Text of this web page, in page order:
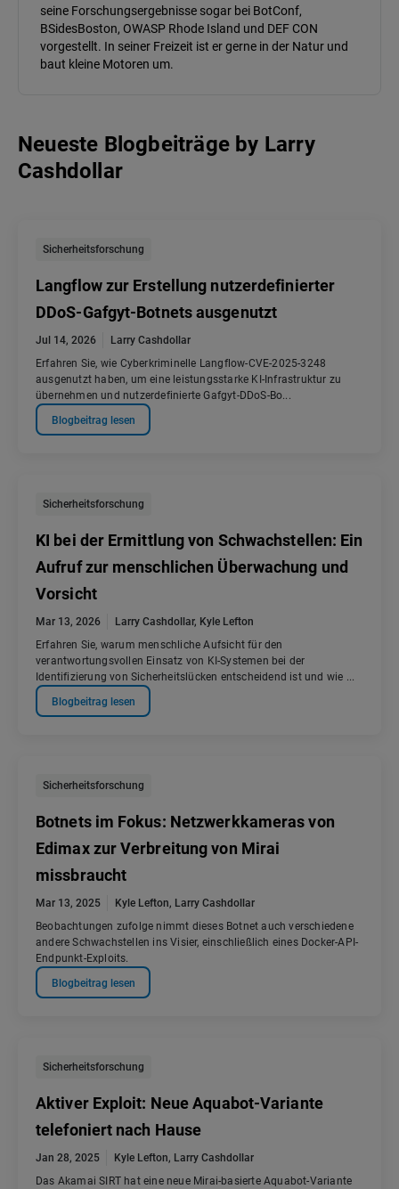
seine Forschungsergebnisse sogar bei BotConf,
BSidesBoston, OWASP Rhode Island und DEF CON
vorgestellt. In seiner Freizeit ist er gerne in der Natur und
baut kleine Motoren um.
Neueste Blogbeiträge by Larry
Cashdollar
Sicherheitsforschung
Langflow zur Erstellung nutzerdefinierter
DDoS-Gafgyt-Botnets ausgenutzt
Jul 14, 2026
Larry Cashdollar
Erfahren Sie, wie Cyberkriminelle Langflow-CVE-2025-3248
ausgenutzt haben, um eine leistungsstarke KI-Infrastruktur zu
übernehmen und nutzerdefinierte Gafgyt-DDoS-Bo...
Blogbeitrag lesen
Sicherheitsforschung
KI bei der Ermittlung von Schwachstellen: Ein
Aufruf zur menschlichen Überwachung und
Vorsicht
Mar 13, 2026 Larry Cashdollar, Kyle Lefton
Erfahren Sie, warum menschliche Aufsicht für den
verantwortungsvollen Einsatz von KI-Systemen bei der
Identifizierung von Sicherheitslücken entscheidend ist und wie ...
Blogbeitrag lesen
Sicherheitsforschung
Botnets im Fokus: Netzwerkkameras von
Edimax zur Verbreitung von Mirai
missbraucht
Mar 13, 2025 Kyle Lefton, Larry Cashdollar
Beobachtungen zufolge nimmt dieses Botnet auch verschiedene
andere Schwachstellen ins Visier, einschließlich eines Docker-API-
Endpunkt-Exploits.
Blogbeitrag lesen
Sicherheitsforschung
Aktiver Exploit: Neue Aquabot-Variante
telefoniert nach Hause
Jan 28, 2025 Kyle Lefton, Larry Cashdollar
Das Akamai SIRT hat eine neue Mirai-basierte Aquabot-Variante